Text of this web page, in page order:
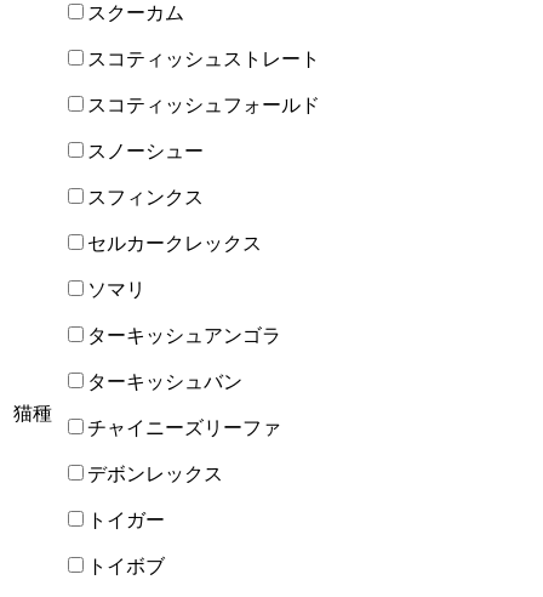
猫種
スクーカム
スコティッシュストレート
スコティッシュフォールド
スノーシュー
スフィンクス
セルカークレックス
ソマリ
ターキッシュアンゴラ
ターキッシュバン
チャイニーズリーファ
デボンレックス
トイガー
トイボブ